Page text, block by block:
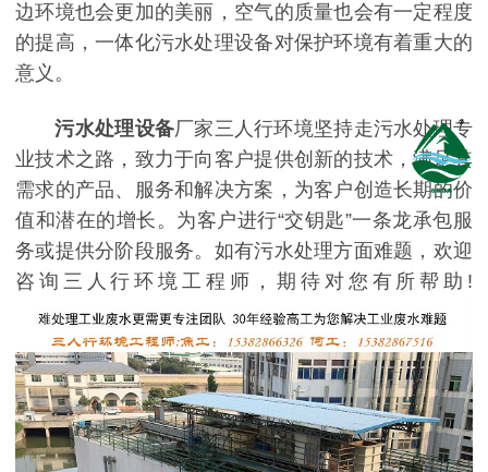
边环境也会更加的美丽，空气的质量也会有一定程度
的提高，一体化污水处理设备对保护环境有着重大的
意义。
污水处理设备厂家三人行环境坚持走污水处理专
业技术之路，致力于向客户提供创新的技术，满足其
需求的产品、服务和解决方案，为客户创造长期的价
值和潜在的增长。为客户进行“交钥匙”一条龙承包服
务或提供分阶段服务。如有污水处理方面难题，欢迎
咨询三人行环境工程师，期待对您有所帮助!